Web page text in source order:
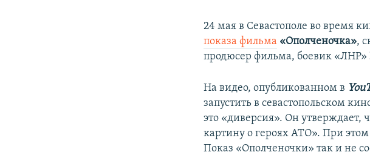
24 мая в Севастополе во время
показа фильма «Ополченочка»,
продюсер фильма, боевик «ЛНР»
На видео, опубликованном в
запустить в севастопольском
это «диверсия». Он
картину о героях АТО». При
Показ «Ополченочки» так и не